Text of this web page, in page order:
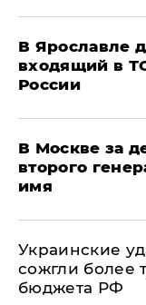
В Ярославле
входящий в
России
В Москве за
второго
имя
Украинские
сожгли более
бюджета РФ